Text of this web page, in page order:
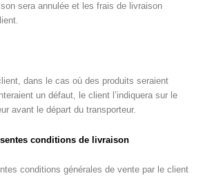
sera annulée et les frais de livraison
dans le cas où des produits seraient
un défaut, le client l’indiquera sur le
avant le départ du transporteur.
conditions de livraison
conditions générales de vente par le client